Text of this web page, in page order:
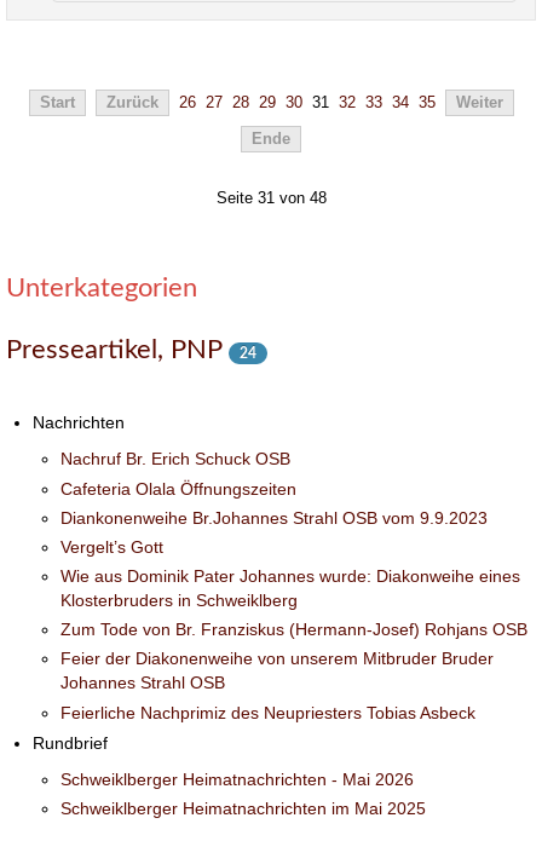
Start Zurück 26 27 28 29 30 31 32 33 34 35 Weiter
Ende
Seite 31 von 48
Unterkategorien
Presseartikel, PNP 24
Nachrichten
Nachruf Br. Erich Schuck OSB
Cafeteria Olala Öffnungszeiten
Diankonenweihe Br.Johannes Strahl OSB vom 9.9.2023
Vergelt’s Gott
Wie aus Dominik Pater Johannes wurde: Diakonweihe eines
Klosterbruders in Schweiklberg
Zum Tode von Br. Franziskus (Hermann-Josef) Rohjans OSB
Feier der Diakonenweihe von unserem Mitbruder Bruder
Johannes Strahl OSB
Feierliche Nachprimiz des Neupriesters Tobias Asbeck
Rundbrief
Schweiklberger Heimatnachrichten - Mai 2026
Schweiklberger Heimatnachrichten im Mai 2025